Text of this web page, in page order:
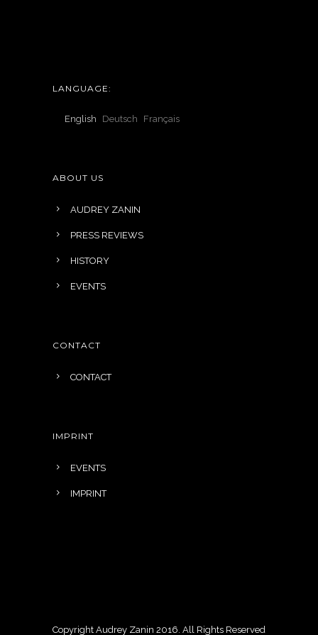
LANGUAGE:
English Deutsch Français
ABOUT US
AUDREY ZANIN
PRESS REVIEWS
HISTORY
EVENTS
CONTACT
CONTACT
IMPRINT
EVENTS
IMPRINT
Copyright Audrey Zanin 2016. All Rights Reserved